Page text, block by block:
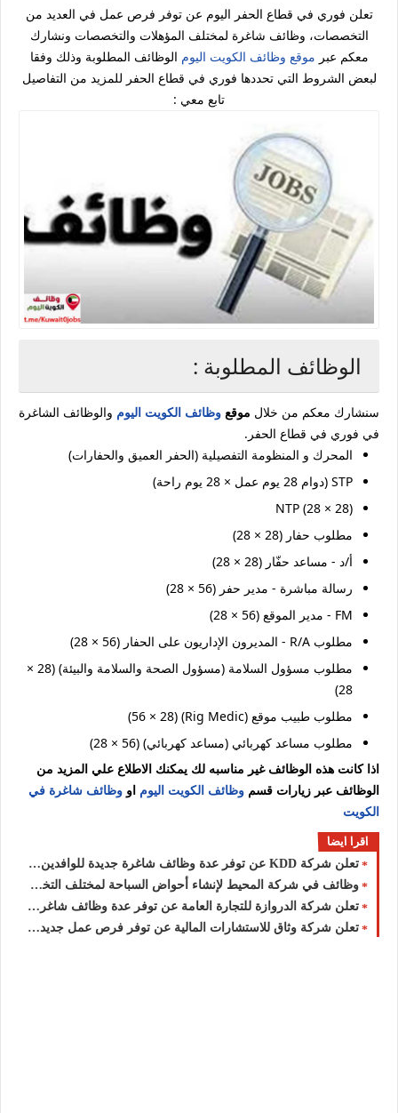
تعلن فوري في قطاع الحفر اليوم عن توفر فرص عمل في العديد من
التخصصات، وظائف شاغرة لمختلف المؤهلات والتخصصات ونشارك
معكم عبر موقع وظائف الكويت اليوم الوظائف المطلوبة وذلك وفقا
لبعض الشروط التي تحددها فوري في قطاع الحفر للمزيد من التفاصيل
تابع معي :
الوظائف المطلوبة :
سنشارك معكم من خلال موقع وظائف الكويت اليوم والوظائف الشاغرة
في فوري في قطاع الحفر.
المحرك و المنظومة التفصيلية (الحفر العميق والحفارات)
STP (دوام 28 يوم عمل × 28 يوم راحة)
NTP (28 × 28)
مطلوب حفار (28 × 28)
أ/د - مساعد حفّار (28 × 28)
رسالة مباشرة - مدير حفر (56 × 28)
FM - مدير الموقع (56 × 28)
مطلوب R/A - المديرون الإداريون على الحفار (56 × 28)
مطلوب مسؤول السلامة (مسؤول الصحة والسلامة والبيئة) (28 ×
28)
مطلوب طبيب موقع (Rig Medic) (56 × 28)
مطلوب مساعد كهربائي (مساعد كهربائي) (56 × 28)
اذا كانت هذه الوظائف غير مناسبه لك يمكنك الاطلاع علي المزيد من
الوظائف عبر زيارات قسم وظائف الكويت اليوم او وظائف شاغرة في
الكويت
اقرا ايضا
تعلن شركة ‏KDD‏ عن توفر عدة وظائف شاغرة جديدة للوافدين والمقيمن في الكويت لعام 2026
وظائف في شركة المحيط لإنشاء أحواض السباحة لمختلف التخصصات للجنسيين في الكويت لعام 2026
تعلن شركة الدروازة للتجارة العامة عن توفر عدة وظائف شاغرة جديدة للمقيمين والأجانب براتب (325) في الكويت
تعلن شركة وثاق للاستشارات المالية عن توفر فرص عمل جديدة بمزايا ورواتب عالية في الكويت